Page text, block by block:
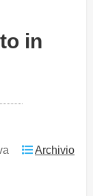
in
Archivio